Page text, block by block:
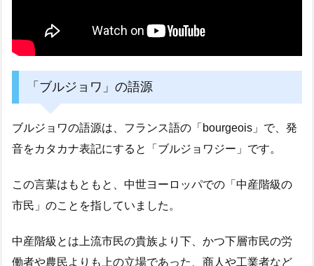
「ブルジョワ」の語源
ブルジョワの語源は、フランス語の「bourgeois」で、発
音をカタカナ表記にすると「ブルジョワジー」です。
この言葉はもともと、中世ヨーロッパでの「中産階級の
市民」のことを指していました。
中産階級とは上流市民の貴族より下、かつ下層市民の労
働者や農民よりも上の立場であった、商人や工業者など